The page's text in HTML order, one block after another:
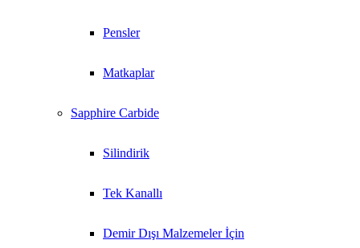
Pensler
Matkaplar
Sapphire Carbide
Silindirik
Tek Kanallı
Demir Dışı Malzemeler İçin